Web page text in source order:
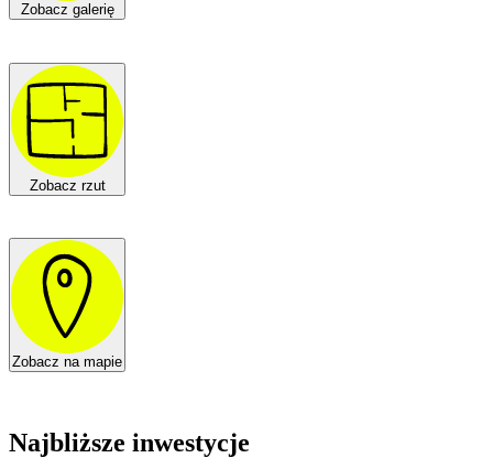
Zobacz galerię
Zobacz rzut
Zobacz na mapie
Najbliższe inwestycje